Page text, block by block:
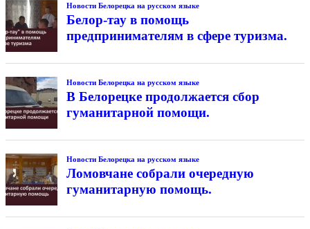
Новости Белорецка на русском языке
Белор-тау в помощь
предпринимателям в сфере туризма.
Новости Белорецка на русском языке
В Белорецке продолжается сбор
гуманитарной помощи.
Новости Белорецка на русском языке
Ломовчане собрали очередную
гуманитарную помощь.